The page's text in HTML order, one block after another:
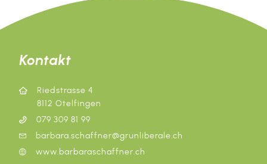
Kontakt
Riedstrasse 4
8112 Otelfingen
079 309 81 99
barbara.schaffner@grunliberale.ch
www.barbaraschaffner.ch